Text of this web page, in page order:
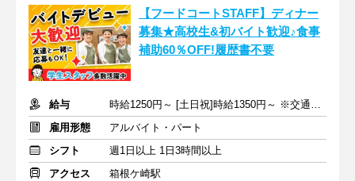
【フードコートSTAFF】ディナー
募集★高校生&初バイト歓迎♪食事
補助60％OFF!履歴書不要
給与
時給1250円～ [土日祝]時給1350円～ ※交通費全額支給
雇用形態
アルバイト・パート
シフト
週1日以上 1日3時間以上
アクセス
箱根ケ崎駅